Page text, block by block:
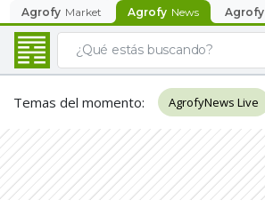
Agrofy Market Agrofy News Agrofy
Temas del momento: AgrofyNews Live